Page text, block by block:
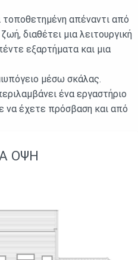
τοποθετημένη απέναντι από
διαθέτει μια λειτουργική
εξαρτήματα και μια
μέσω σκάλας.
ένα εργαστήριο
να έχετε πρόσβαση και από
ΌΨΗ